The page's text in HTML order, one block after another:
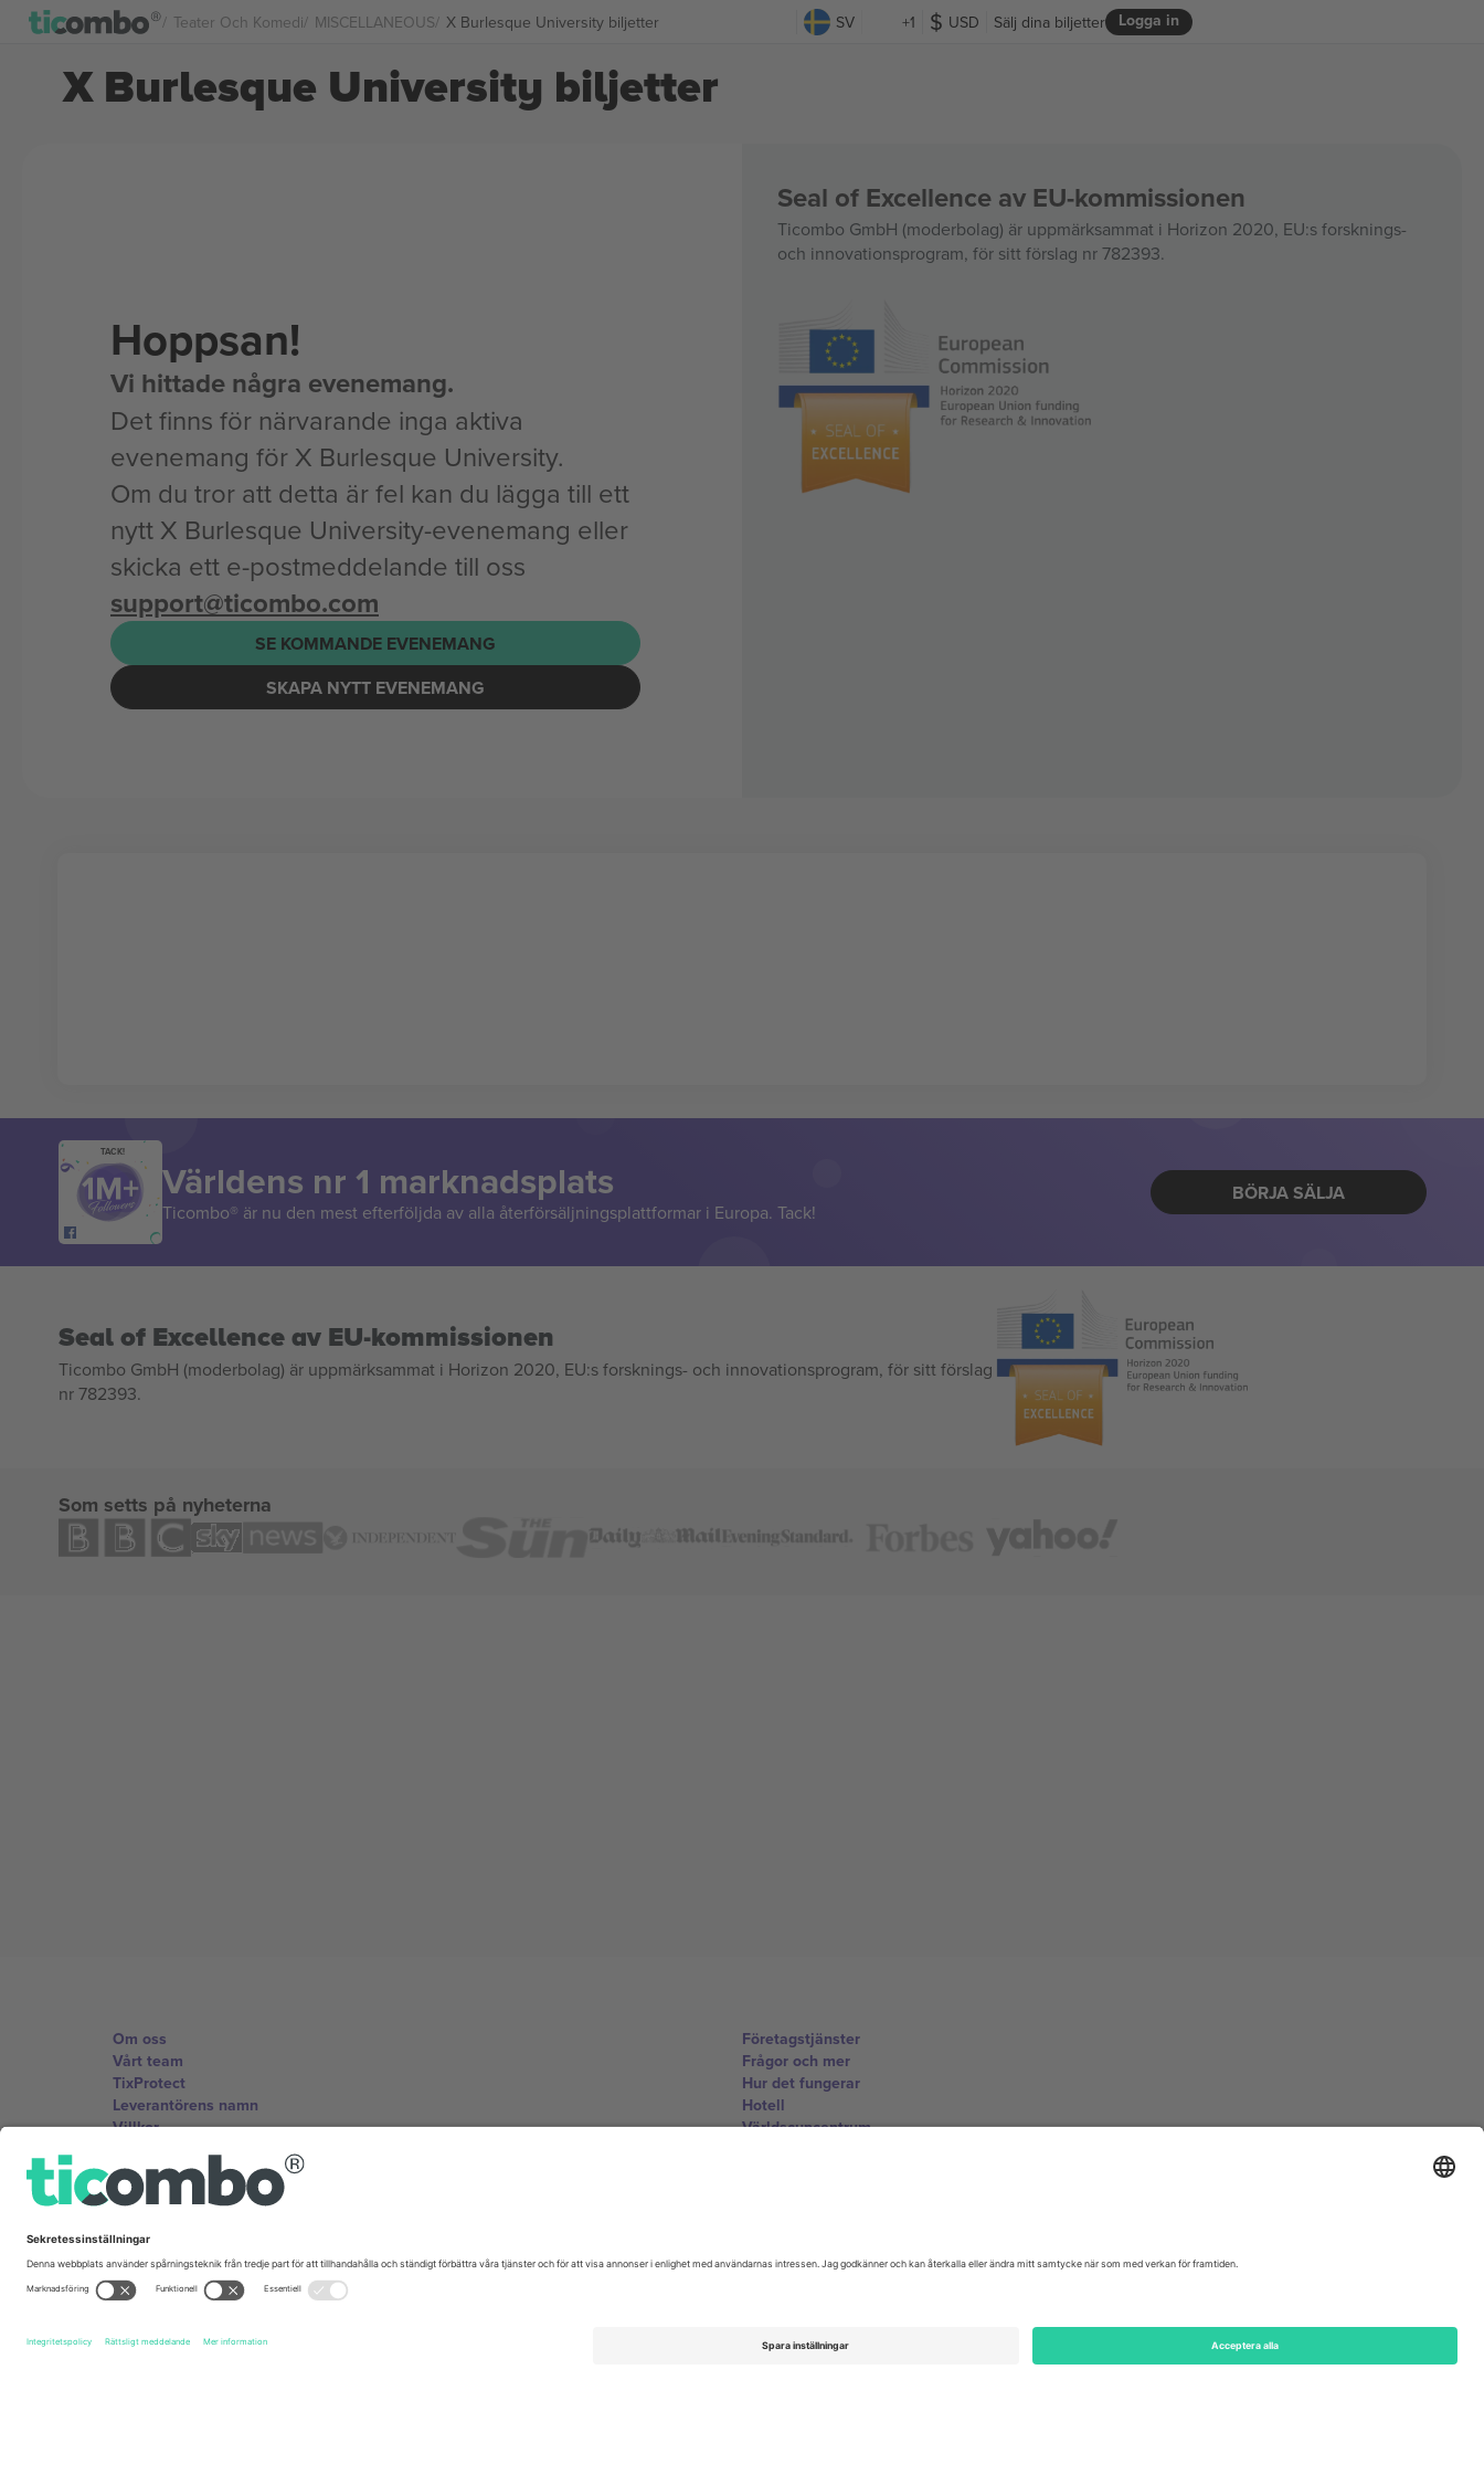
Teater Och Komedi MISCELLANEOUS X Burlesque University biljetter SV +1 USD Logga in
Sälj dina biljetter
X Burlesque University biljetter
Hoppsan!
Vi hittade några evenemang.
Det finns för närvarande inga aktiva
evenemang för X Burlesque University.
Om du tror att detta är fel kan du lägga till ett
nytt X Burlesque University-evenemang eller
skicka ett e-postmeddelande till oss
support@ticombo.com
SE KOMMANDE EVENEMANG
SKAPA NYTT EVENEMANG
Seal of Excellence av EU-kommissionen
Ticombo GmbH (moderbolag) är uppmärksammat i Horizon 2020, EU:s forsknings-
och innovationsprogram, för sitt förslag nr 782393.
TACK!
Världens nr 1 marknadsplats
Ticombo® är nu den mest efterföljda av alla återförsäljningsplattformar i Europa. Tack!
BÖRJA SÄLJA
Seal of Excellence av EU-kommissionen
Ticombo GmbH (moderbolag) är uppmärksammat i Horizon 2020, EU:s forsknings- och innovationsprogram, för sitt förslag
nr 782393.
Som setts på nyheterna
Om oss
Vårt team
TixProtect
Leverantörens namn
Villkor
Affiliate-program
Företagstjänster
Frågor och mer
Hur det fungerar
Hotell
Världscupcentrum